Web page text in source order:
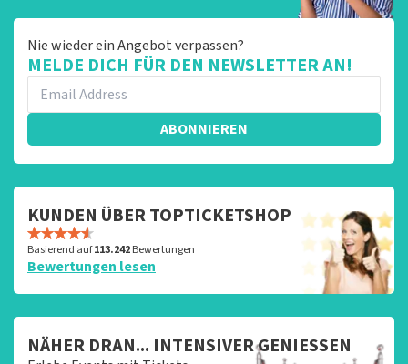
Nie wieder ein Angebot verpassen?
MELDE DICH FÜR DEN NEWSLETTER AN!
ABONNIEREN
KUNDEN ÜBER TOPTICKETSHOP
Basierend auf113.242Bewertungen
Bewertungen lesen
NÄHER DRAN... INTENSIVER GENIESSEN